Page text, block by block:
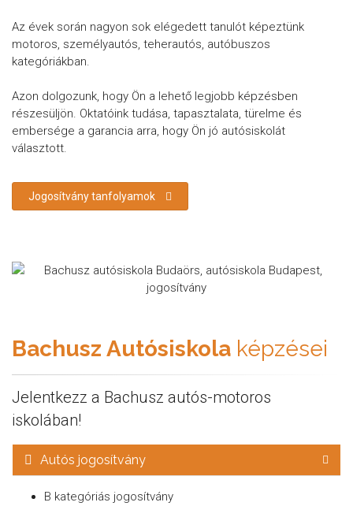
Az évek során nagyon sok elégedett tanulót képeztünk
motoros, személyautós, teherautós, autóbuszos
kategóriákban.
Azon dolgozunk, hogy Ön a lehető legjobb képzésben
részesüljön. Oktatóink tudása, tapasztalata, türelme és
embersége a garancia arra, hogy Ön jó autósiskolát
választott.
Jogosítvány tanfolyamok
Bachusz Autósiskola képzései
Jelentkezz a Bachusz autós-motoros
iskolában!
Autós jogosítvány
B kategóriás jogosítvány